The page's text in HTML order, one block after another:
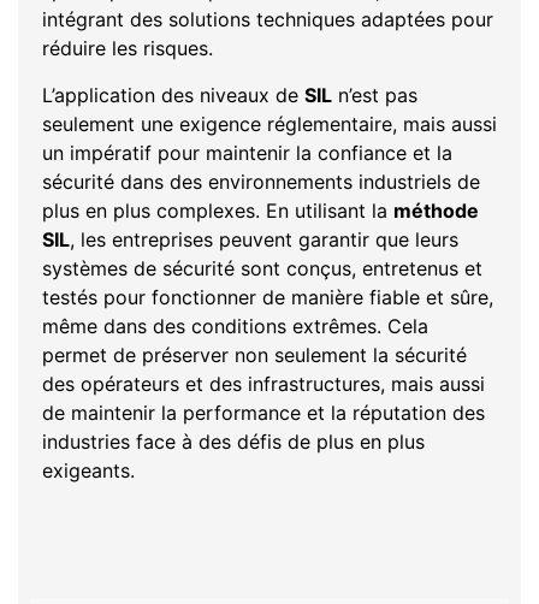
intégrant des solutions techniques adaptées pour
réduire les risques.
L’application des niveaux de SIL n’est pas
seulement une exigence réglementaire, mais aussi
un impératif pour maintenir la confiance et la
sécurité dans des environnements industriels de
plus en plus complexes. En utilisant la méthode
SIL, les entreprises peuvent garantir que leurs
systèmes de sécurité sont conçus, entretenus et
testés pour fonctionner de manière fiable et sûre,
même dans des conditions extrêmes. Cela
permet de préserver non seulement la sécurité
des opérateurs et des infrastructures, mais aussi
de maintenir la performance et la réputation des
industries face à des défis de plus en plus
exigeants.